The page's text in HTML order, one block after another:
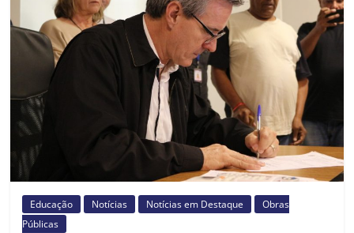
Prefeitura
Estância
Turística
Guaratinguetá
Educação Notícias Notícias em Destaque
Obras
Públicas